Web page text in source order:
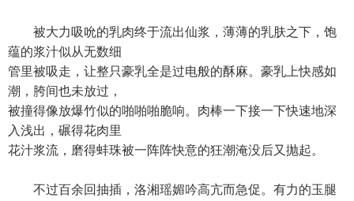
被大力吸吮的乳肉终于流出仙浆，薄薄的乳肤之下，饱
蕴的浆汁似从无数细
管里被吸走，让整只豪乳全是过电般的酥麻。豪乳上快感如
潮，胯间也未放过，
被撞得像放爆竹似的啪啪啪脆响。肉棒一下接一下快速地深
入浅出，碾得花肉里
花汁浆流，磨得蚌珠被一阵阵快意的狂潮淹没后又抛起。
不过百余回抽插，洛湘瑶媚吟高亢而急促。有力的玉腿